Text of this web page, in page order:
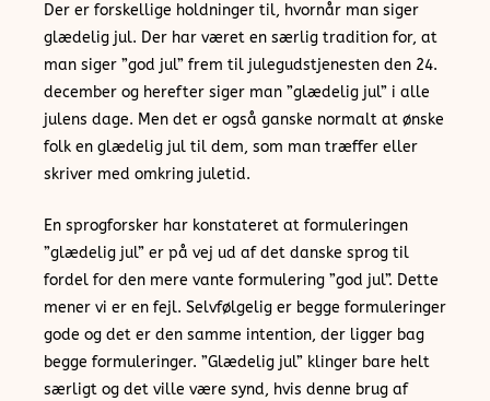
Der er forskellige holdninger til, hvornår man siger
glædelig jul. Der har været en særlig tradition for, at
man siger ”god jul” frem til julegudstjenesten den 24.
december og herefter siger man ”glædelig jul” i alle
julens dage. Men det er også ganske normalt at ønske
folk en glædelig jul til dem, som man træffer eller
skriver med omkring juletid.
En sprogforsker har konstateret at formuleringen
”glædelig jul” er på vej ud af det danske sprog til
fordel for den mere vante formulering ”god jul”. Dette
mener vi er en fejl. Selvfølgelig er begge formuleringer
gode og det er den samme intention, der ligger bag
begge formuleringer. ”Glædelig jul” klinger bare helt
særligt og det ville være synd, hvis denne brug af